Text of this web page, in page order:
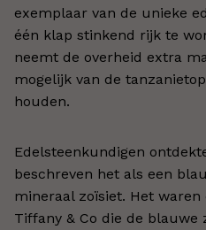
exemplaar van de unieke
één klap stinkend rijk te
neemt de overheid extra
mogelijk van de
houden.
Edelsteenkundigen
beschreven het als een
mineraal zoïsiet. Het waren
Tiffany & Co die de blauwe